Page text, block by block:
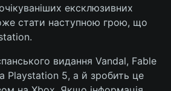
Політика
ексклюзивних
стати наступною грою, що
видання Vandal, Fable
Playstation 5, а й зробить це